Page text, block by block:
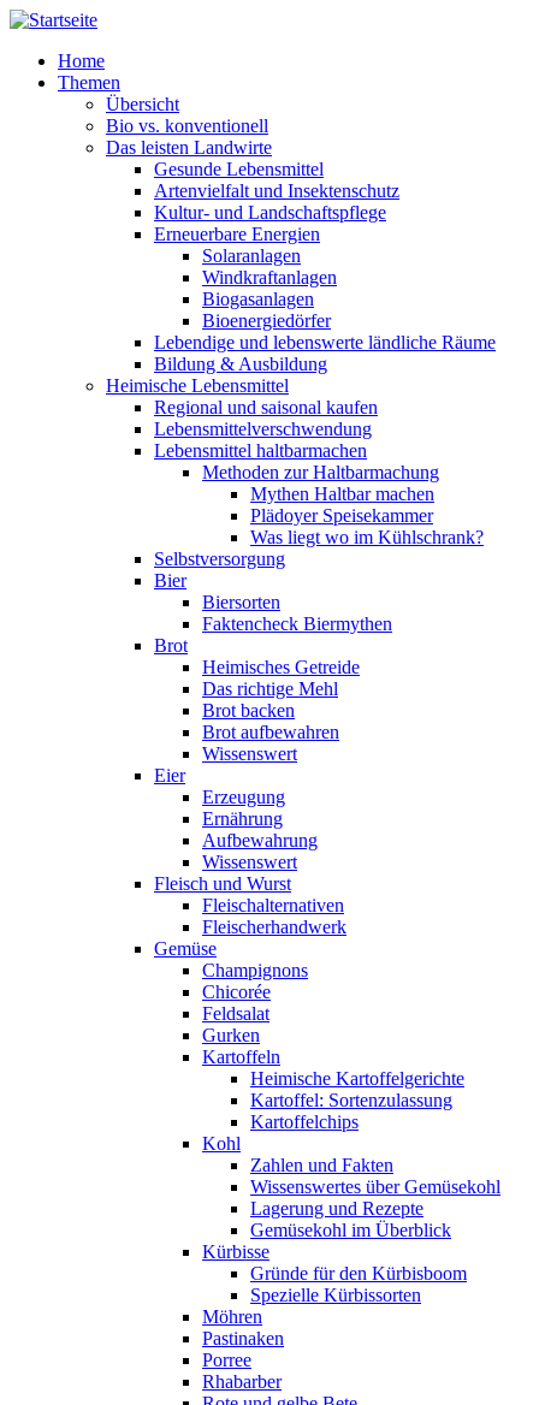
Direkt zum Inhalt
Home
Themen
Übersicht
Bio vs. konventionell
Das leisten Landwirte
Gesunde Lebensmittel
Artenvielfalt und Insektenschutz
Kultur- und Landschaftspflege
Erneuerbare Energien
Solaranlagen
Windkraftanlagen
Biogasanlagen
Bioenergiedörfer
Lebendige und lebenswerte ländliche Räume
Bildung & Ausbildung
Heimische Lebensmittel
Regional und saisonal kaufen
Lebensmittelverschwendung
Lebensmittel haltbarmachen
Methoden zur Haltbarmachung
Mythen Haltbar machen
Plädoyer Speisekammer
Was liegt wo im Kühlschrank?
Selbstversorgung
Bier
Biersorten
Faktencheck Biermythen
Brot
Heimisches Getreide
Das richtige Mehl
Brot backen
Brot aufbewahren
Wissenswert
Eier
Erzeugung
Ernährung
Aufbewahrung
Wissenswert
Fleisch und Wurst
Fleischalternativen
Fleischerhandwerk
Gemüse
Champignons
Chicorée
Feldsalat
Gurken
Kartoffeln
Heimische Kartoffelgerichte
Kartoffel: Sortenzulassung
Kartoffelchips
Kohl
Zahlen und Fakten
Wissenswertes über Gemüsekohl
Lagerung und Rezepte
Gemüsekohl im Überblick
Kürbisse
Gründe für den Kürbisboom
Spezielle Kürbissorten
Möhren
Pastinaken
Porree
Rhabarber